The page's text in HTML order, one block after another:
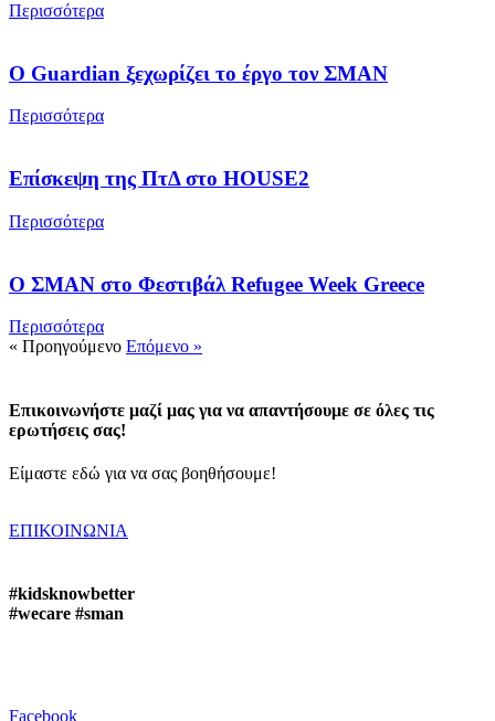
Περισσότερα
Ο Guardian ξεχωρίζει το έργο τον ΣΜΑΝ
Περισσότερα
Επίσκεψη της ΠτΔ στο HOUSE2
Περισσότερα
Ο ΣΜΑΝ στο Φεστιβάλ Refugee Week Greece
Περισσότερα
« Προηγούμενο Επόμενο »
Επικοινωνήστε μαζί μας για να απαντήσουμε σε όλες τις
ερωτήσεις σας!
Είμαστε εδώ για να σας βοηθήσουμε!
ΕΠΙΚΟΙΝΩΝΙΑ
#kidsknowbetter
#wecare #sman
Facebook